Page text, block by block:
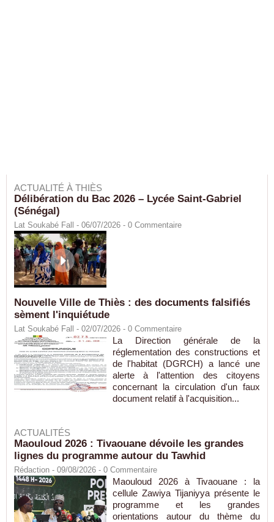
ACTUALITÉ À THIÈS
Délibération du Bac 2026 – Lycée Saint-Gabriel
(Sénégal)
Lat Soukabé Fall - 06/07/2026 - 0 Commentaire
Nouvelle Ville de Thiès : des documents falsifiés
sèment l'inquiétude
Lat Soukabé Fall - 02/07/2026 - 0 Commentaire
La Direction générale de la
réglementation des constructions et
de l'habitat (DGRCH) a lancé une
alerte à l'attention des citoyens
concernant la circulation d'un faux
document relatif à l'acquisition...
ACTUALITÉS
Maouloud 2026 : Tivaouane dévoile les grandes
lignes du programme autour du Tawhid
Rédaction - 09/08/2026 - 0 Commentaire
Maouloud 2026 à Tivaouane : la
cellule Zawiya Tijaniyya présente le
programme et les grandes
orientations autour du thème du